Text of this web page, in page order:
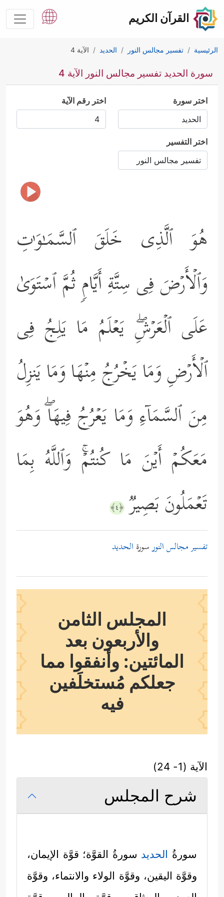
القرآن الكريم
الرئيسية تفسير مجالس النور الحديد الآية 4
سورة الحديد تفسير مجالس النور الآية 4
اختر سورة اختر رقم الآية
اختر التفسير
هُوَ ٱلَّذِی خَلَقَ ٱلسَّمَـٰوَ ٰ⁠تِ
وَٱلۡأَرۡضَ فِی سِتَّةِ أَیَّامࣲ ثُمَّ ٱسۡتَوَىٰ
عَلَى ٱلۡعَرۡشِۖ یَعۡلَمُ مَا یَلِجُ فِی
ٱلۡأَرۡضِ وَمَا یَخۡرُجُ مِنۡهَا وَمَا یَنزِلُ
مِنَ ٱلسَّمَاۤءِ وَمَا یَعۡرُجُ فِیهَاۖ وَهُوَ
مَعَكُمۡ أَیۡنَ مَا كُنتُمۡۚ وَٱللَّهُ بِمَا
تَعۡمَلُونَ بَصِیرࣱ ﴿٤﴾
تفسير مجالس النورسورة الحديد
المجلس الثامن
والأربعون بعد
المائتين: وأنفقوا مما
جعلكم مُستخلَفين
فيه
الآية (1- 24)
شرح المجلس
سورةُ الحديد سورةُ القوَّة؛ قوَّة الإيمان،
وقوَّة اليقين، وقوَّة الولاء والانتماء، وقوَّة